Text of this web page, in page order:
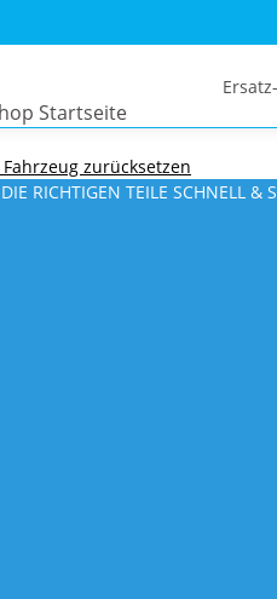
zurücksetzen
RICHTIGEN TEILE SCHNELL &